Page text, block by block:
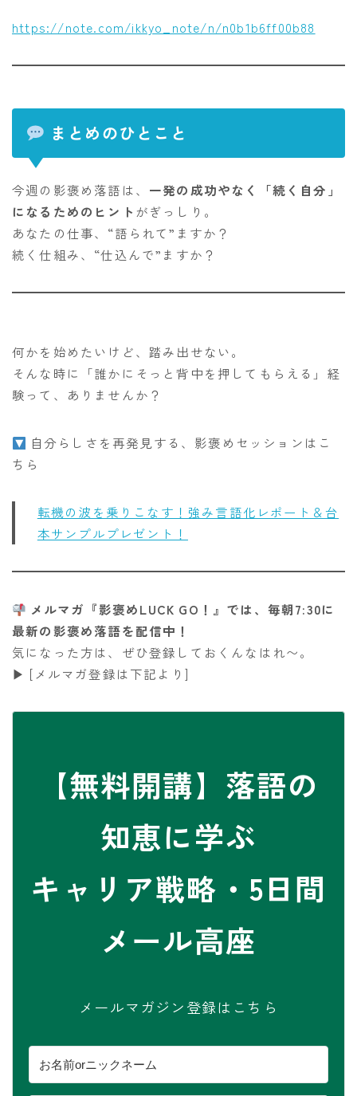
https://note.com/ikkyo_note/n/n0b1b6ff00b88
まとめのひとこと
今週の影褒め落語は、 一発の成功やなく「続く自分」
になるためのヒント がぎっしり。
あなたの仕事、“語られて”ますか？
続く仕組み、“仕込んで”ますか？
何かを始めたいけど、踏み出せない。
そんな時に「誰かにそっと背中を押してもらえる」経
験って、ありませんか？
自分らしさを再発見する、影褒めセッションはこ
ちら
転機の波を乗りこなす！強み言語化レポート＆台
本サンプルプレゼント！
メルマガ『影褒めLUCK GO！』では、毎朝7:30に
最新の影褒め落語を配信中！
気になった方は、ぜひ登録しておくんなはれ〜。
▶︎ [メルマガ登録は下記より]
【無料開講】落語の
知恵に学ぶ
キャリア戦略・5日間
メール高座
メールマガジン登録はこちら